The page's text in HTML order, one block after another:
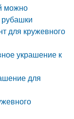
можно
рубашки
для кружевного
украшение к
для